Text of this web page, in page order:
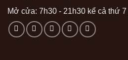
Mở cửa: 7h30 - 21h30 kể cả thứ